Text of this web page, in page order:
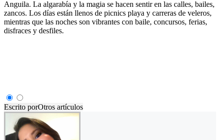
Anguila. La algarabía y la magia se hacen sentir en las calles, bailes,
zancos. Los días están llenos de picnics playa y carreras de veleros,
mientras que las noches son vibrantes con baile, concursos, ferias,
disfraces y desfiles.
Escrito porOtros artículos